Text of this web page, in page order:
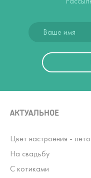
АКТУАЛЬНОЕ
Цвет настроения -
На свадьбу
С котиками